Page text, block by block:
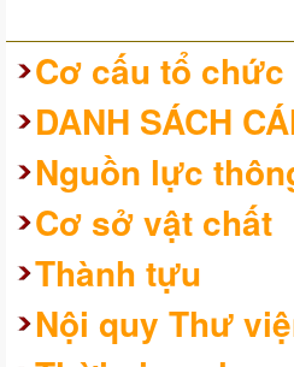
Cơ cấu tổ chức
DANH SÁCH
Nguồn lực
Cơ sở vật chất
Thành tựu
Nội quy Thư